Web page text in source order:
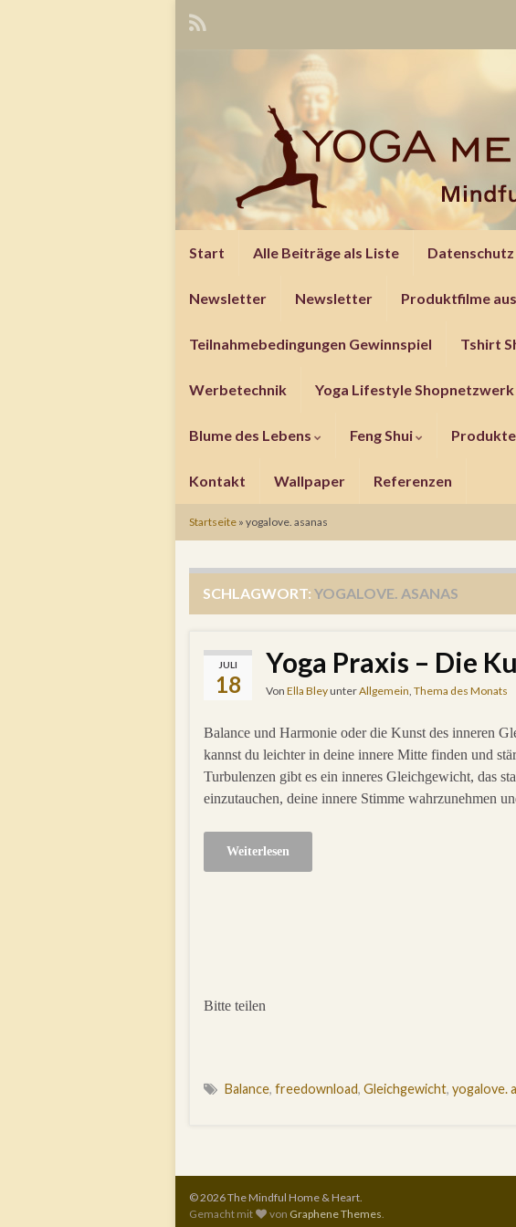
Start Alle Beiträge als Liste Datenschutz
Newsletter Newsletter Produktfilme
Teilnahmebedingungen Gewinnspiel Tshirt
Werbetechnik Yoga Lifestyle Shopnetzwerk
Blume des Lebens Feng Shui Produkte
Kontakt Wallpaper Referenzen
Startseite » yogalove. asanas
SCHLAGWORT: YOGALOVE. ASANAS
JULI
18
Yoga Praxis – Die
Von Ella BleyunterAllgemein, Thema des Monats
Balance und Harmonie oder die Kunst des inneren
kannst du leichter in deine innere Mitte finden und
Turbulenzen gibt es ein inneres Gleichgewicht, das
einzutauchen, deine innere Stimme wahrzunehmen
Weiterlesen
Bitte teilen
Balance, freedownload, Gleichgewicht, yogalove.
© 2026 The Mindful Home & Heart.
Gemacht mit
von Graphene Themes.